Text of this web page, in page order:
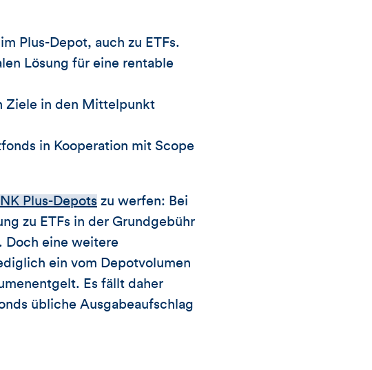
Plus-Depot, auch zu ETFs.
Lösung für eine rentable
Ziele in den Mittelpunkt
in Kooperation mit Scope
Plus-Depots zu werfen: Bei
zu ETFs in der Grundgebühr
Doch eine weitere
ein vom Depotvolumen
Es fällt daher
übliche Ausgabeaufschlag